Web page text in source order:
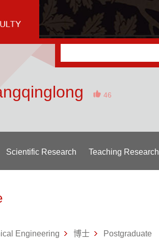
46
Scientific Research Teaching Research
Engineering 博士
Postgraduate